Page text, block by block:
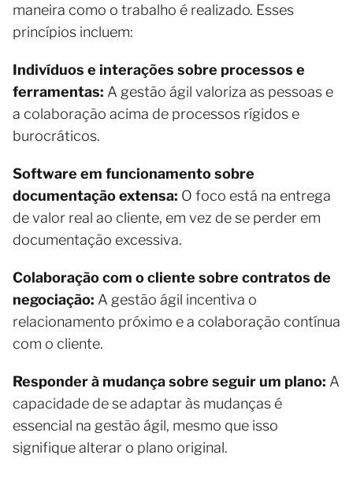
maneira como o trabalho é realizado. Esses
princípios incluem:
Indivíduos e interações sobre processos e
ferramentas: A gestão ágil valoriza as pessoas e
a colaboração acima de processos rígidos e
burocráticos.
Software em funcionamento sobre
documentação extensa: O foco está na entrega
de valor real ao cliente, em vez de se perder em
documentação excessiva.
Colaboração com o cliente sobre contratos de
negociação: A gestão ágil incentiva o
relacionamento próximo e a colaboração contínua
com o cliente.
Responder à mudança sobre seguir um plano: A
capacidade de se adaptar às mudanças é
essencial na gestão ágil, mesmo que isso
signifique alterar o plano original.